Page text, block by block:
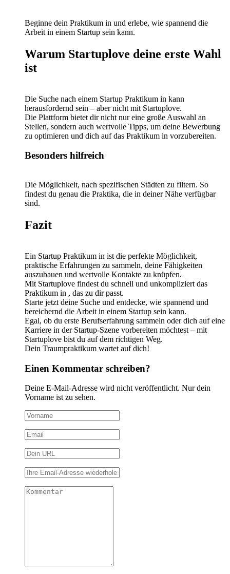
Beginne dein Praktikum in und erlebe, wie spannend die
Arbeit in einem Startup sein kann.
Warum Startuplove deine erste Wahl
ist
Die Suche nach einem Startup Praktikum in kann
herausfordernd sein – aber nicht mit Startuplove.
Die Plattform bietet dir nicht nur eine große Auswahl an
Stellen, sondern auch wertvolle Tipps, um deine Bewerbung
zu optimieren und dich auf das Praktikum in vorzubereiten.
Besonders hilfreich
Die Möglichkeit, nach spezifischen Städten zu filtern. So
findest du genau die Praktika, die in deiner Nähe verfügbar
sind.
Fazit
Ein Startup Praktikum in ist die perfekte Möglichkeit,
praktische Erfahrungen zu sammeln, deine Fähigkeiten
auszubauen und wertvolle Kontakte zu knüpfen.
Mit Startuplove findest du schnell und unkompliziert das
Praktikum in , das zu dir passt.
Starte jetzt deine Suche und entdecke, wie spannend und
bereichernd die Arbeit in einem Startup sein kann.
Egal, ob du erste Berufserfahrung sammeln oder dich auf eine
Karriere in der Startup-Szene vorbereiten möchtest – mit
Startuplove bist du auf dem richtigen Weg.
Dein Traumpraktikum wartet auf dich!
Einen Kommentar schreiben?
Deine E-Mail-Adresse wird nicht veröffentlicht. Nur dein
Vorname ist zu sehen.